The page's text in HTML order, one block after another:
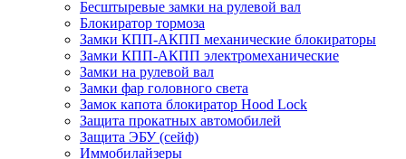
Бесштыревые замки на рулевой вал
Блокиратор тормоза
Замки КПП-АКПП механические блокираторы
Замки КПП-АКПП электромеханические
Замки на рулевой вал
Замки фар головного света
Замок капота блокиратор Hood Lock
Защита прокатных автомобилей
Защита ЭБУ (сейф)
Иммобилайзеры